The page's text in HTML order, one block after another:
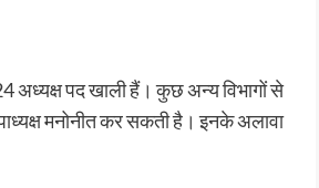
अध्यक्ष पद खाली हैं। कुछ अन्य विभागों से
मनोनीत कर सकती है। इनके अलावा